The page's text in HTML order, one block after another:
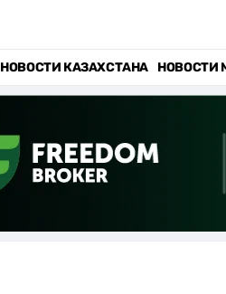
НОВОСТИ КАЗАХСТАНА НОВОСТИ